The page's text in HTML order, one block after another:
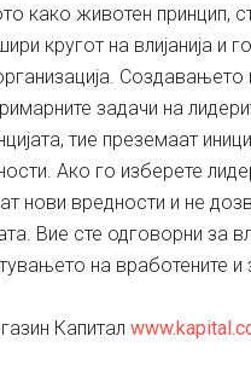
како животен принцип,
кругот на влијанија
задачи на
тие преземаат
Ако го изберете
нови вредности и не
Вие сте одговорни за
на вработените и
Капитал